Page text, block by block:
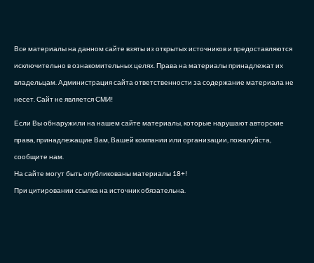
Все материалы на данном сайте взяты из открытых источников и предоставляются
исключительно в ознакомительных целях. Права на материалы принадлежат их
владельцам. Администрация сайта ответственности за содержание материала не
несет. Сайт не является СМИ!
Если Вы обнаружили на нашем сайте материалы, которые нарушают авторские
права, принадлежащие Вам, Вашей компании или организации, пожалуйста,
сообщите нам.
На сайте могут быть опубликованы материалы 18+!
При цитировании ссылка на источник обязательна.